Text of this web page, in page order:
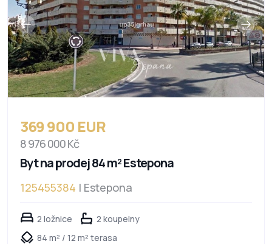
369 900 EUR
8 976 000 Kč
Byt na prodej 84 m² Estepona
125455384 | Estepona
2 ložnice
2 koupelny
84 m² / 12 m² terasa